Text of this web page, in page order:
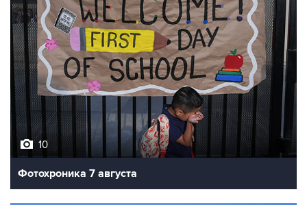
10
Фотохроника 7 августа